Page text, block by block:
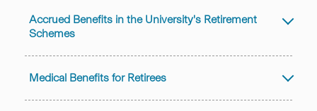
Accrued Benefits in the University's Retirement
Schemes
Medical Benefits for Retirees